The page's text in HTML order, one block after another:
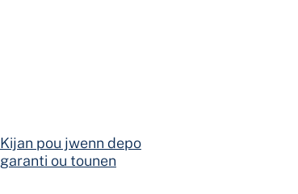
Kijan pou jwenn depo
garanti ou tounen